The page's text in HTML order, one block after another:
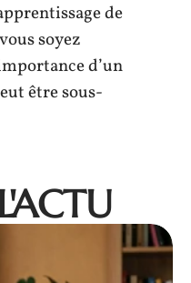
de
soyez
d’un
être sous-